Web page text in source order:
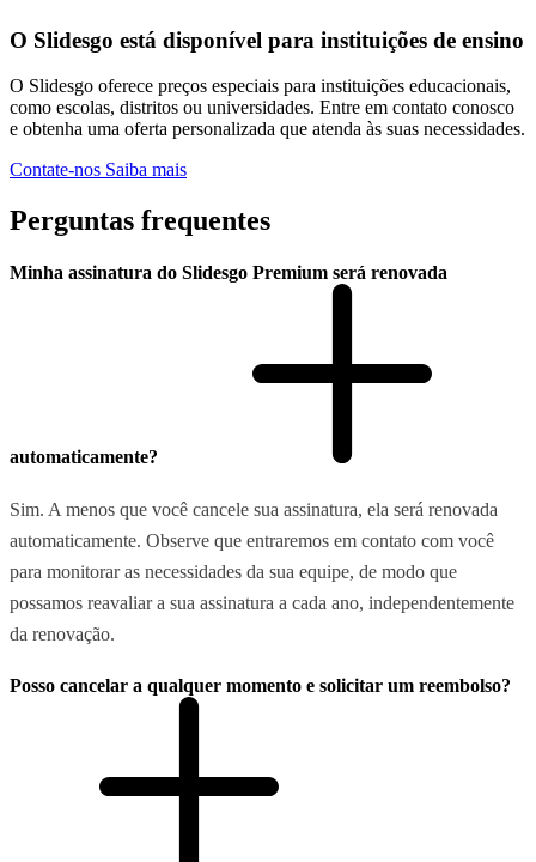
O Slidesgo está disponível para instituições de ensino
O Slidesgo oferece preços especiais para instituições educacionais,
como escolas, distritos ou universidades. Entre em contato conosco
e obtenha uma oferta personalizada que atenda às suas necessidades.
Contate-nos Saiba mais
Perguntas frequentes
Minha assinatura do Slidesgo Premium será renovada
automaticamente?
Sim. A menos que você cancele sua assinatura, ela será renovada
automaticamente. Observe que entraremos em contato com você
para monitorar as necessidades da sua equipe, de modo que
possamos reavaliar a sua assinatura a cada ano, independentemente
da renovação.
Posso cancelar a qualquer momento e solicitar um reembolso?